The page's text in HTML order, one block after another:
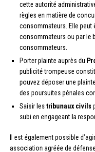
cette autorité
règles en matière de
consommateurs. Elle peut
consommateurs ou par le
consommateurs.
Porter plainte auprès du
publicité trompeuse
pouvez déposer une
des poursuites pénales
Saisir les tribunaux civils
subi en engageant la
Il est également possible
association agréée de